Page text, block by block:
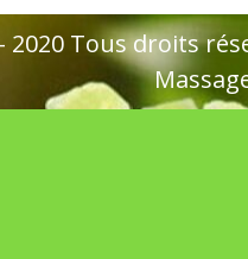
2020 Tous droits